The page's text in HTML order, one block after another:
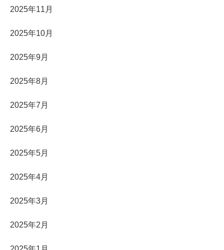
2025年11月
2025年10月
2025年9月
2025年8月
2025年7月
2025年6月
2025年5月
2025年4月
2025年3月
2025年2月